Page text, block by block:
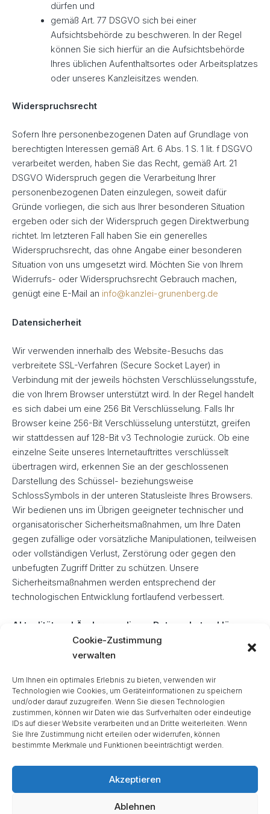
Cookie-Zustimmung
verwalten
Um Ihnen ein optimales Erlebnis zu bieten, verwenden wir
Technologien wie Cookies, um Geräteinformationen zu speichern
und/oder darauf zuzugreifen. Wenn Sie diesen Technologien
zustimmen, können wir Daten wie das Surfverhalten oder eindeutige
IDs auf dieser Website verarbeiten und an Dritte weiterleiten. Wenn
Sie Ihre Zustimmung nicht erteilen oder widerrufen, können
bestimmte Merkmale und Funktionen beeinträchtigt werden.
Akzeptieren
Ablehnen
dürfen und
gemäß Art. 77 DSGVO sich bei einer
Aufsichtsbehörde zu beschweren. In der Regel
können Sie sich hierfür an die Aufsichtsbehörde
Ihres üblichen Aufenthaltsortes oder Arbeitsplatzes
oder unseres Kanzleisitzes wenden.
Widerspruchsrecht
Sofern Ihre personenbezogenen Daten auf Grundlage von
berechtigten Interessen gemäß Art. 6 Abs. 1 S. 1 lit. f DSGVO
verarbeitet werden, haben Sie das Recht, gemäß Art. 21
DSGVO Widerspruch gegen die Verarbeitung Ihrer
personenbezogenen Daten einzulegen, soweit dafür
Gründe vorliegen, die sich aus Ihrer besonderen Situation
ergeben oder sich der Widerspruch gegen Direktwerbung
richtet. Im letzteren Fall haben Sie ein generelles
Widerspruchsrecht, das ohne Angabe einer besonderen
Situation von uns umgesetzt wird. Möchten Sie von Ihrem
Widerrufs- oder Widerspruchsrecht Gebrauch machen,
genügt eine E-Mail an info@kanzlei-grunenberg.de
Datensicherheit
Wir verwenden innerhalb des Website-Besuchs das
verbreitete SSL-Verfahren (Secure Socket Layer) in
Verbindung mit der jeweils höchsten Verschlüsselungsstufe,
die von Ihrem Browser unterstützt wird. In der Regel handelt
es sich dabei um eine 256 Bit Verschlüsselung. Falls Ihr
Browser keine 256-Bit Verschlüsselung unterstützt, greifen
wir stattdessen auf 128-Bit v3 Technologie zurück. Ob eine
einzelne Seite unseres Internetauftrittes verschlüsselt
übertragen wird, erkennen Sie an der geschlossenen
Darstellung des Schüssel- beziehungsweise
SchlossSymbols in der unteren Statusleiste Ihres Browsers.
Wir bedienen uns im Übrigen geeigneter technischer und
organisatorischer Sicherheitsmaßnahmen, um Ihre Daten
gegen zufällige oder vorsätzliche Manipulationen, teilweisen
oder vollständigen Verlust, Zerstörung oder gegen den
unbefugten Zugriff Dritter zu schützen. Unsere
Sicherheitsmaßnahmen werden entsprechend der
technologischen Entwicklung fortlaufend verbessert.
Aktualität und Änderung dieser Datenschutzerklärung
Diese Datenschutzerklärung ist aktuell gültig und hat den
Website und Angebote darüber oder aufgrund geänderter
gesetzlicher beziehungsweise behördlicher Vorgaben kann
es notwendig werden, diese Datenschutzerklärung zu
ändern. Die jeweils aktuelle Datenschutzerklärung kann
jederzeit auf dieser Website von Ihnen abgerufen und